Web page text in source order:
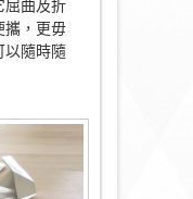
屈曲及折
攜，更毋
以隨時隨